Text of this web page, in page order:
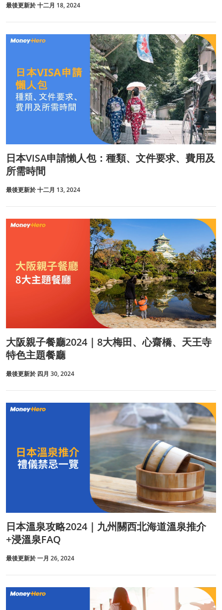
最後更新於 十二月 18, 2024
日本VISA申請懶人包：種類、文件要求、費用及
所需時間
最後更新於 十二月 13, 2024
大阪親子餐廳2024｜8大梅田、心齋橋、天王寺
特色主題餐廳
最後更新於 四月 30, 2024
日本溫泉攻略2024｜九州關西北海道溫泉推介
+浸溫泉FAQ
最後更新於 一月 26, 2024